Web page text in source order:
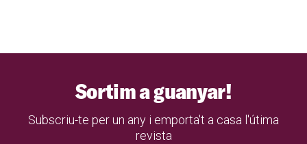
Sortim a guanyar!
Subscriu-te per un any i emporta't a casa l'útima
revista